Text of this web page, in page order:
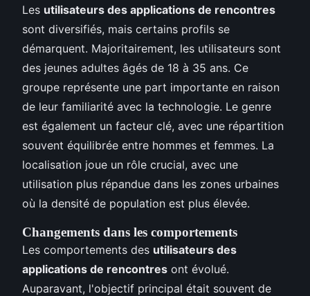
Les utilisateurs des applications de rencontres
sont diversifiés, mais certains profils se
démarquent. Majoritairement, les utilisateurs sont
des jeunes adultes âgés de 18 à 35 ans. Ce
groupe représente une part importante en raison
de leur familiarité avec la technologie. Le genre
est également un facteur clé, avec une répartition
souvent équilibrée entre hommes et femmes. La
localisation joue un rôle crucial, avec une
utilisation plus répandue dans les zones urbaines
où la densité de population est plus élevée.
Changements dans les comportements
Les comportements des utilisateurs des
applications de rencontres ont évolué.
Auparavant, l'objectif principal était souvent de